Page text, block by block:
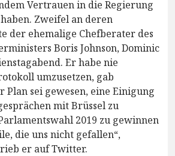
Vertrauen in die Regierung
Zweifel an deren
der ehemalige Chefberater des
Boris Johnson, Dominic
Er habe nie
umzusetzen, gab
Plan sei gewesen, eine Einigung
mit Brüssel zu
2019 zu gewinnen
die uns nicht gefallen“,
er auf Twitter.